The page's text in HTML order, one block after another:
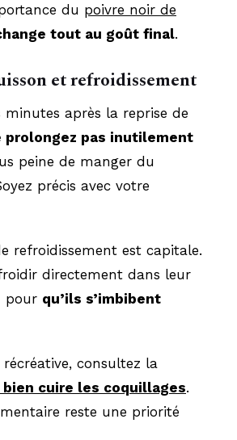
du poivre noir de
tout au goût final.
et refroidissement
après la reprise de
prolongez pas inutilement
peine de manger du
précis avec votre
refroidissement est capitale.
directement dans leur
pour qu’ils s’imbibent
consultez la
cuire les coquillages.
reste une priorité